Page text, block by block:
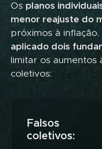
Os planos
menor reajuste do
próximos à inflação.
aplicado dois
limitar os aumentos
coletivos:
Falsos
coletivos: